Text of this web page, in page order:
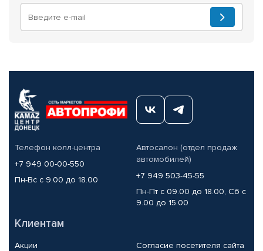
Телефон колл-центра
+7 949 00-00-550
Пн-Вс с 9.00 до 18.00
Автосалон (отдел продаж
автомобилей)
+7 949 503-45-55
Пн-Пт с 09.00 до 18.00, Сб с
9.00 до 15.00
Клиентам
Акции
Согласие посетителя сайта